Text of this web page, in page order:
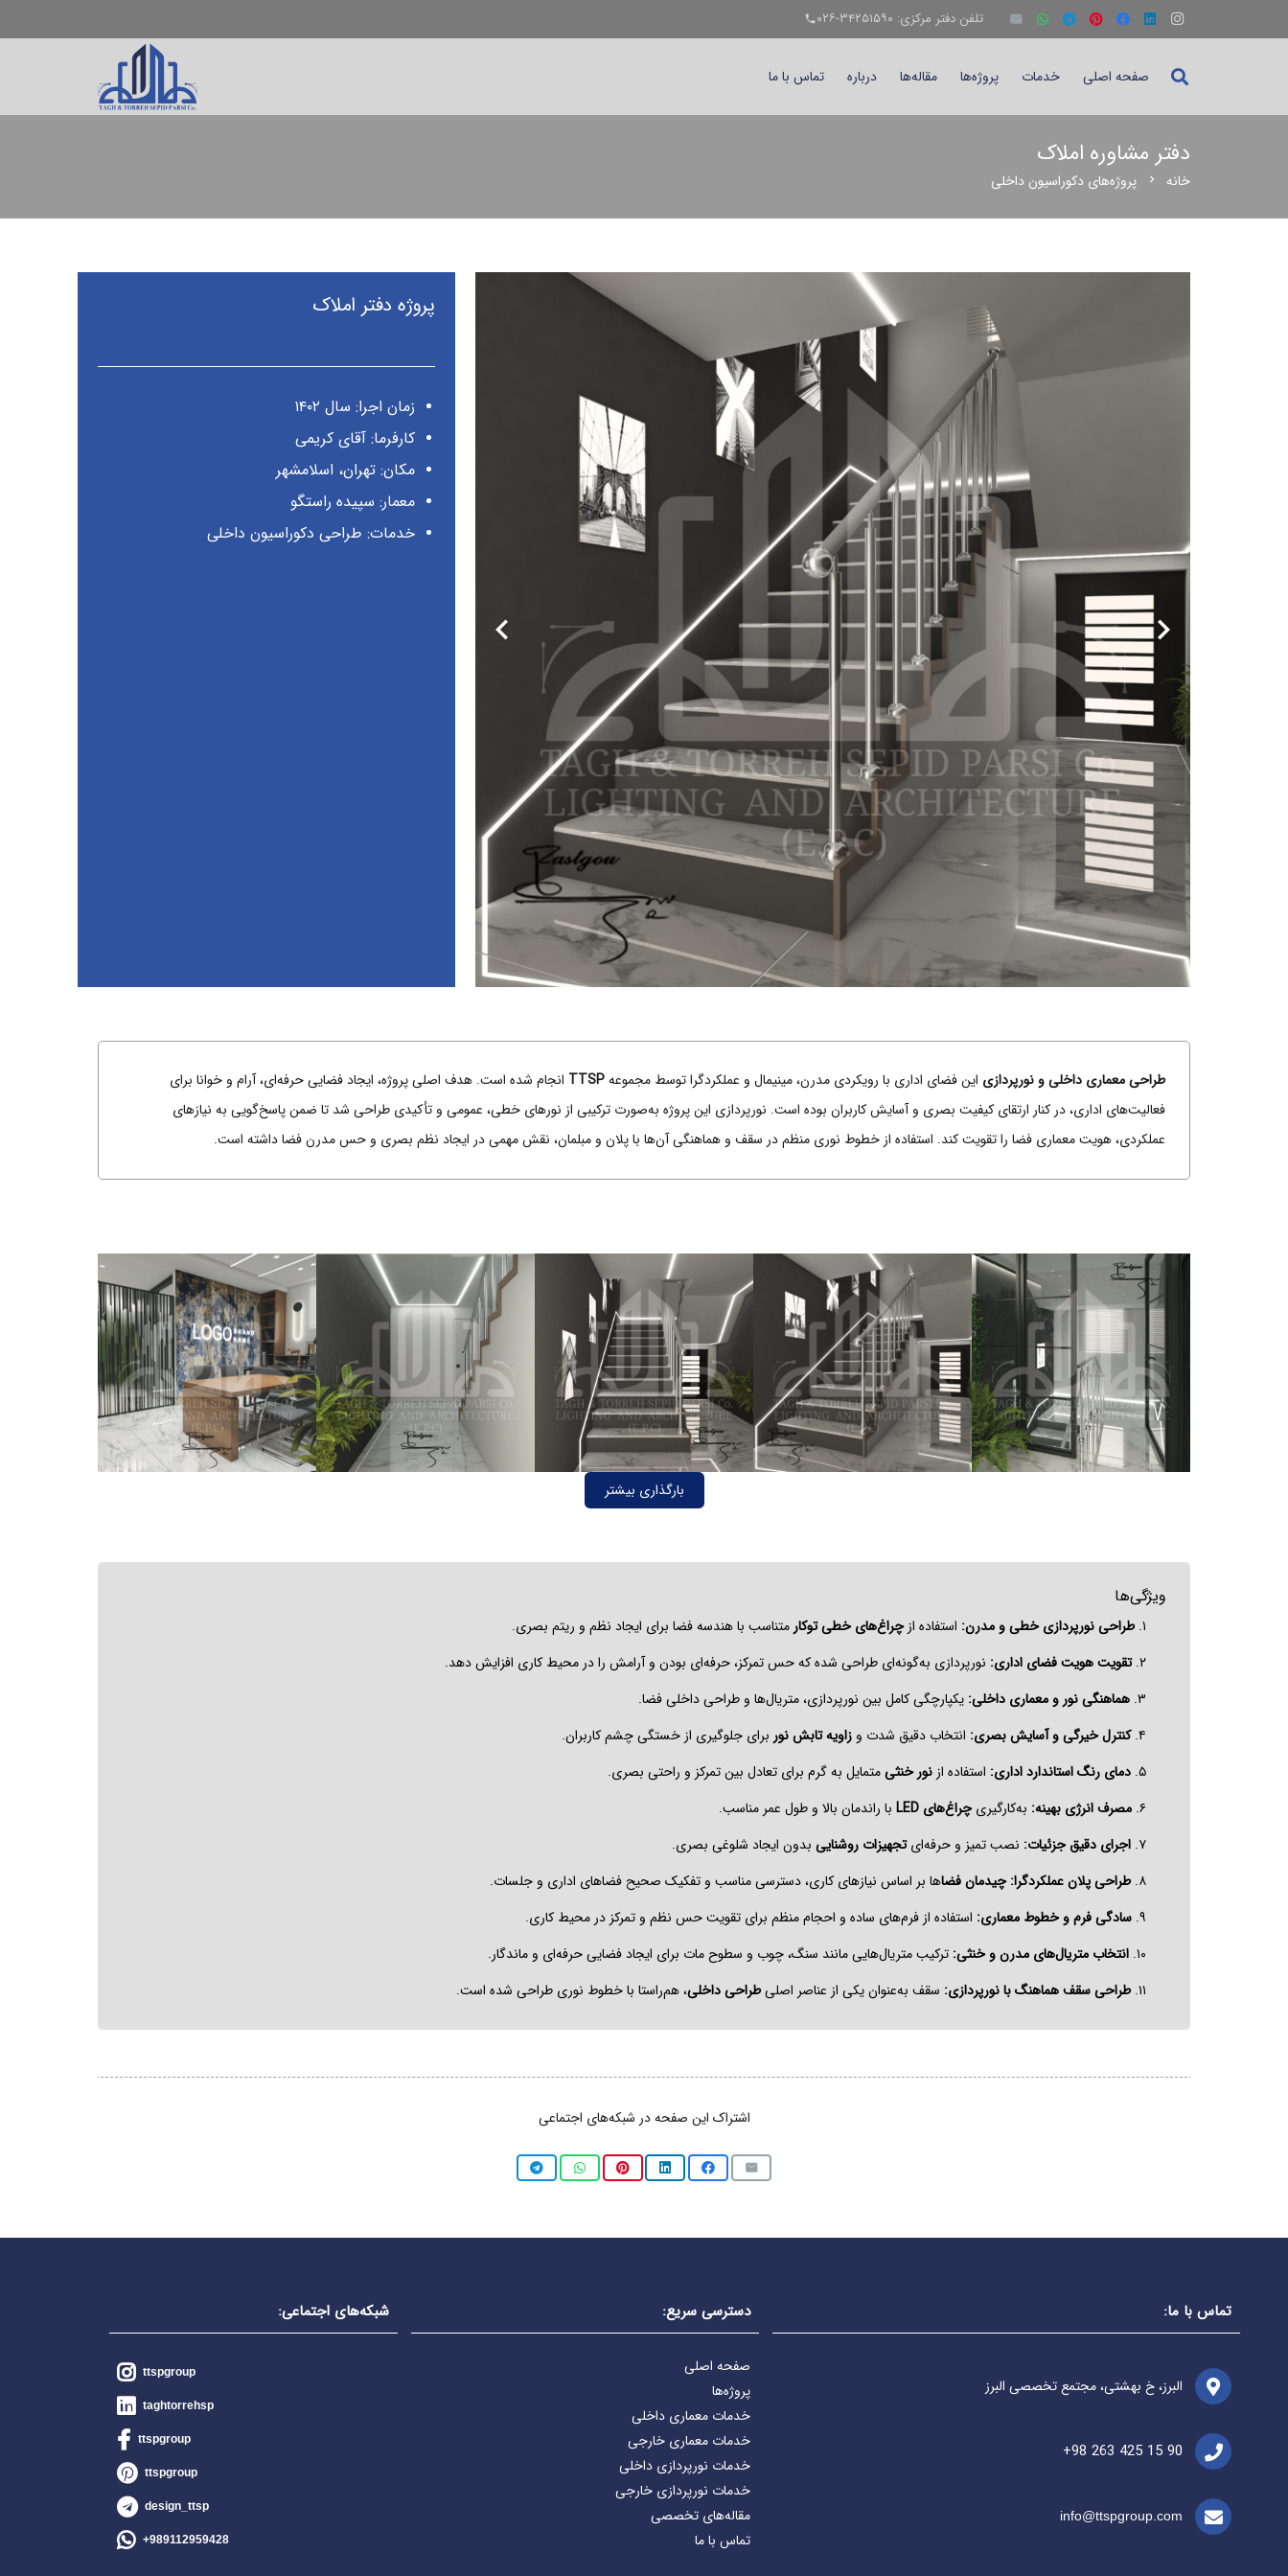
تلفن دفتر مرکزی: ۳۴۲۵۱۵۹۰-۰۲۶ telephone
صفحه اصلی خدمات پروژه‌ها مقاله‌ها درباره تماس با ما
دفتر مشاوره املاک
خانه chevron_right پروژه‌های دکوراسیون داخلی
پروژه دفتر املاک
زمان اجرا: سال ۱۴۰۲
کارفرما: آقای کریمی
مکان: تهران، اسلامشهر
معمار: سپیده راستگو
خدمات: طراحی دکوراسیون داخلی
طراحی معماری داخلی و نورپردازی این فضای اداری با رویکردی مدرن، مینیمال و عملکردگرا توسط مجموعهTTSP انجام شده است. هدف اصلی پروژه، ایجاد فضایی حرفه‌ای، آرام و خوانا برای
فعالیت‌های اداری، در کنار ارتقای کیفیت بصری و آسایش کاربران بوده است. نورپردازی این پروژه به‌صورت ترکیبی از نورهای خطی، عمومی و تأکیدی طراحی شد تا ضمن پاسخ‌گویی به نیازهای
عملکردی، هویت معماری فضا را تقویت کند. استفاده از خطوط نوری منظم در سقف و هماهنگی آن‌ها با پلان و مبلمان، نقش مهمی در ایجاد نظم بصری و حس مدرن فضا داشته است.
بارگذاری بیشتر
ویژگی‌ها
۱. طراحی نورپردازی خطی و مدرن: استفاده ازچراغ‌های خطی توکار متناسب با هندسه فضا برای ایجاد نظم و ریتم بصری.
۲. تقویت هویت فضای اداری: نورپردازی به‌گونه‌ای طراحی شده که حس تمرکز، حرفه‌ای بودن و آرامش را در محیط کاری افزایش دهد.
۳. هماهنگی نور و معماری داخلی: یکپارچگی کامل بین نورپردازی، متریال‌ها و طراحی داخلی فضا.
۴. کنترل خیرگی و آسایش بصری: انتخاب دقیق شدت و زاویه تابش نور برای جلوگیری از خستگی چشم کاربران.
۵. دمای رنگ استاندارد اداری: استفاده از نور خنثیمتمایل به گرم برای تعادل بین تمرکز و راحتی بصری.
۶. مصرف انرژی بهینه: به‌کارگیریچراغ‌های LED
با راندمان بالا و طول عمر مناسب.
۷. اجرای دقیق جزئیات: نصب تمیز و حرفه‌ایتجهیزات روشنایی بدون ایجاد شلوغی بصری.
۸. طراحی پلان عملکردگرا: چیدمان فضاها بر اساس نیازهای کاری، دسترسی مناسب و تفکیک صحیح فضاهای اداری و جلسات.
۹. سادگی فرم و خطوط معماری: استفاده از فرم‌های ساده و احجام منظم برای تقویت حس نظم و تمرکز در محیط کاری.
۱۰. انتخاب متریال‌های مدرن و خنثی: ترکیب متریال‌هایی مانند سنگ، چوب و سطوح مات برای ایجاد فضایی حرفه‌ای و ماندگار.
۱۱. طراحی سقف هماهنگ با نورپردازی: سقف به‌عنوان یکی از عناصر اصلیطراحی داخلی، هم‌راستا با خطوط نوری طراحی شده است.
اشتراک این صفحه در شبکه‌های اجتماعی
تماس با ما:
البرز، خ بهشتی، مجتمع تخصصی البرز
+98 263 425 15 90
info@ttspgroup.com
دسترسی سریع:
صفحه اصلی
پروژه‌ها
خدمات معماری داخلی
خدمات معماری خارجی
خدمات نورپردازی داخلی
خدمات نورپردازی خارجی
مقاله‌های تخصصی
تماس با ما
شبکه‌های اجتماعی:
ttspgroup
taghtorrehsp
ttspgroup
ttspgroup
design_ttsp
989112959428+